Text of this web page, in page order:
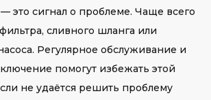
это сигнал о проблеме. Чаще всего
сливного шланга или
Регулярное обслуживание и
помогут избежать этой
не удаётся решить проблему